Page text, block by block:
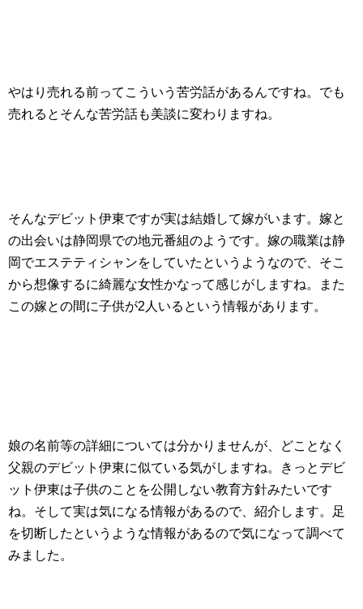
やはり売れる前ってこういう苦労話があるんですね。でも
売れるとそんな苦労話も美談に変わりますね。
そんなデビット伊東ですが実は結婚して嫁がいます。嫁と
の出会いは静岡県での地元番組のようです。嫁の職業は静
岡でエステティシャンをしていたというようなので、そこ
から想像するに綺麗な女性かなって感じがしますね。また
この嫁との間に子供が2人いるという情報があります。
娘の名前等の詳細については分かりませんが、どことなく
父親のデビット伊東に似ている気がしますね。きっとデビ
ット伊東は子供のことを公開しない教育方針みたいです
ね。そして実は気になる情報があるので、紹介します。足
を切断したというような情報があるので気になって調べて
みました。